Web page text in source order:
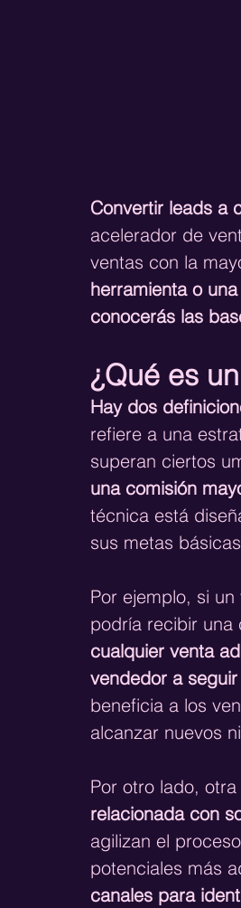
Convertir leads a
acelerador de
ventas con la
herramienta o
conocerás las
¿Qué es
Hay dos
refiere a una
superan ciertos
una comisión
técnica está
sus metas
Por ejemplo, si
podría recibir una
cualquier venta
vendedor a
beneficia a los
alcanzar nuevos
Por otro lado, otra
relacionada con
agilizan el
potenciales más
canales para